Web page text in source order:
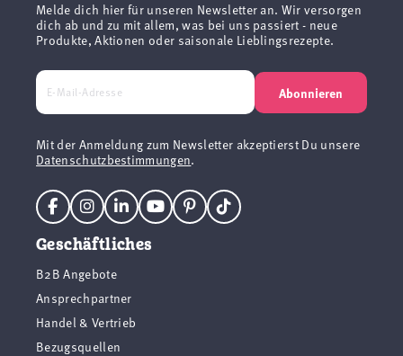
Melde dich hier für unseren Newsletter an. Wir versorgen
dich ab und zu mit allem, was bei uns passiert - neue
Produkte, Aktionen oder saisonale Lieblingsrezepte.
Abonnieren
Mit der Anmeldung zum Newsletter akzeptierst Du unsere
Datenschutzbestimmungen.
Geschäftliches
B2B Angebote
Ansprechpartner
Handel & Vertrieb
Bezugsquellen